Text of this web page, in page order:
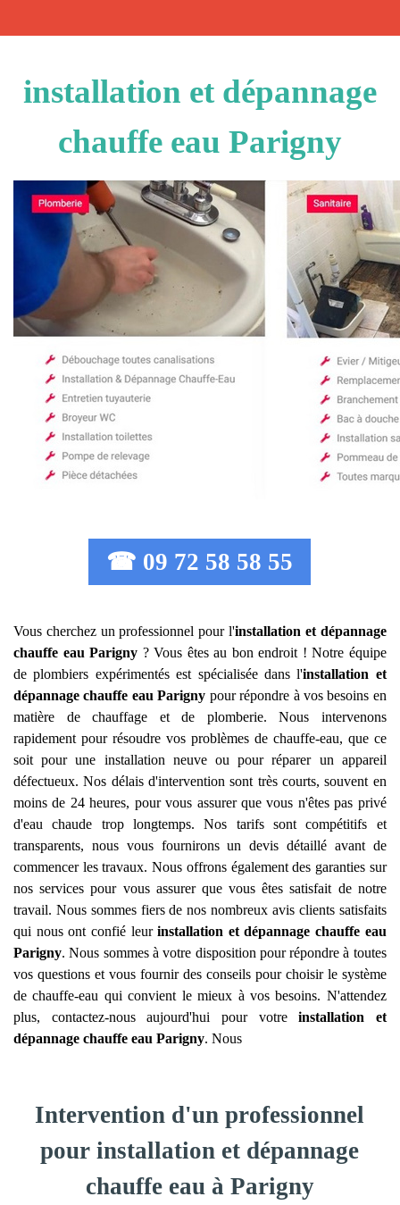
installation et dépannage
chauffe eau Parigny
☎ 09 72 58 58 55
Vous cherchez un professionnel pour l'installation et dépannage
chauffe eau Parigny ? Vous êtes au bon endroit ! Notre équipe
de plombiers expérimentés est spécialisée dans l'installation et
dépannage chauffe eau Parigny pour répondre à vos besoins en
matière de chauffage et de plomberie. Nous intervenons
rapidement pour résoudre vos problèmes de chauffe-eau, que ce
soit pour une installation neuve ou pour réparer un appareil
défectueux. Nos délais d'intervention sont très courts, souvent en
moins de 24 heures, pour vous assurer que vous n'êtes pas privé
d'eau chaude trop longtemps. Nos tarifs sont compétitifs et
transparents, nous vous fournirons un devis détaillé avant de
commencer les travaux. Nous offrons également des garanties sur
nos services pour vous assurer que vous êtes satisfait de notre
travail. Nous sommes fiers de nos nombreux avis clients satisfaits
qui nous ont confié leurinstallation et dépannage chauffe eau
Parigny. Nous sommes à votre disposition pour répondre à toutes
vos questions et vous fournir des conseils pour choisir le système
de chauffe-eau qui convient le mieux à vos besoins. N'attendez
plus, contactez-nous aujourd'hui pour votreinstallation et
dépannage chauffe eau Parigny. Nous
Intervention d'un professionnel
pour installation et dépannage
chauffe eau à Parigny